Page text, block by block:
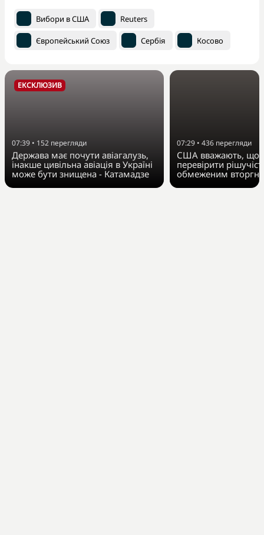
Вибори в США Reuters
Європейський Союз Сербія Косово
ЕКСКЛЮЗИВ
07:39 • 152 перегляди
Держава має почути авіагалузь,
інакше цивільна авіація в Україні
може бути знищена - Катамадзе
07:29 • 436 перегляди
США вважають, що
перевірити
обмеженим